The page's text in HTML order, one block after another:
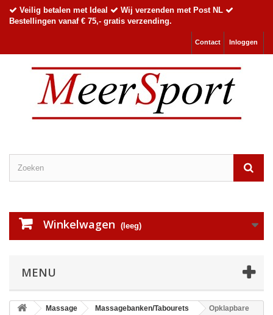
Veilig betalen met Ideal
Wij verzenden met Post NL
Bestellingen vanaf € 75,- gratis verzending.
Inloggen
Contact
Winkelwagen (leeg)
MENU
Massage Massagebanken/Tabourets
Opklapbare